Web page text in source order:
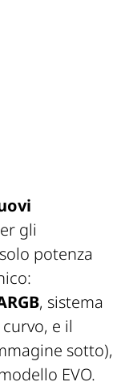
gli
potenza
, sistema
e il
sotto),
EVO.